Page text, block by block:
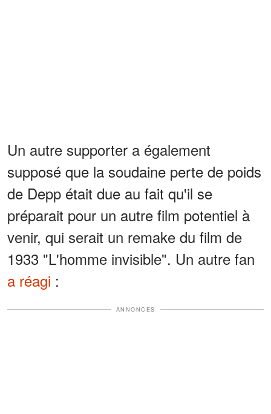
Un autre supporter a également
supposé que la soudaine perte de poids
de Depp était due au fait qu'il se
préparait pour un autre film potentiel à
venir, qui serait un remake du film de
1933 "L'homme invisible". Un autre fan
a réagi :
ANNONCES